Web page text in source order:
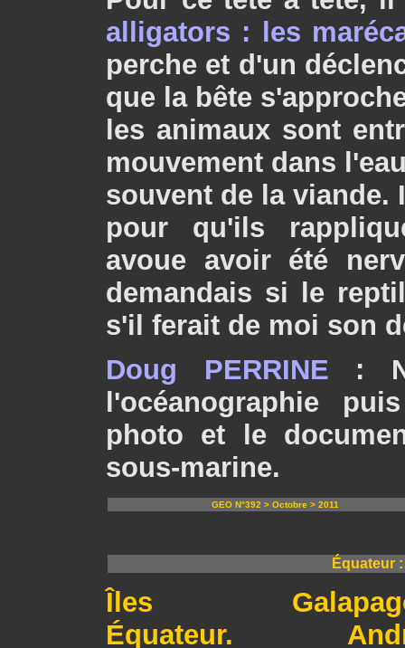
alligators : les
perche et d'un
que la bête
les animaux sont
mouvement dans
souvent de la
pour qu'ils
avoue avoir été
demandais si le
s'il ferait de moi son
Doug PERRINE :
l'océanographie
photo et le
sous-marine.
GEO N°392 > Octobre > 2011
Équateur
Îles
Équateur.